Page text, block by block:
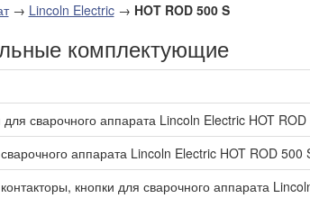
→ Lincoln Electric→ HOT ROD 500 S
комплектующие
сварочного аппарата Lincoln Electric HOT
аппарата Lincoln Electric HOT ROD 500
кнопки для сварочного аппарата